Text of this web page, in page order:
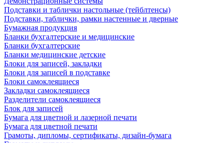
Подставки и таблички настольные (тейблтенсы)
Подставки, таблички, рамки настенные и дверные
Бумажная продукция
Бланки бухгалтерские и медицинские
Бланки бухгалтерские
Бланки медицинские детские
Блоки для записей, закладки
Блоки для записей в подставке
Блоки самоклеящиеся
Закладки самоклеящиеся
Разделители самоклеящиеся
Блок для записей
Бумага для цветной и лазерной печати
Бумага для цветной печати
Грамоты, дипломы, сертификаты, дизайн-бумага